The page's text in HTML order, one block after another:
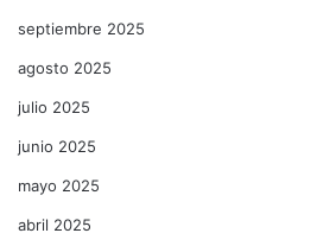
septiembre 2025
agosto 2025
julio 2025
junio 2025
mayo 2025
abril 2025